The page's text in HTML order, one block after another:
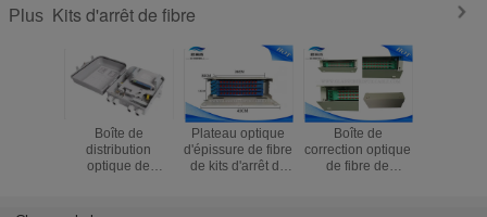
Plus Kits d'arrêt de fibre
Boîte de
distribution
optique de
Plateau optique
d'épissure de fibre
de kits d'arrêt de
Boîte de
correction optique
de fibre de